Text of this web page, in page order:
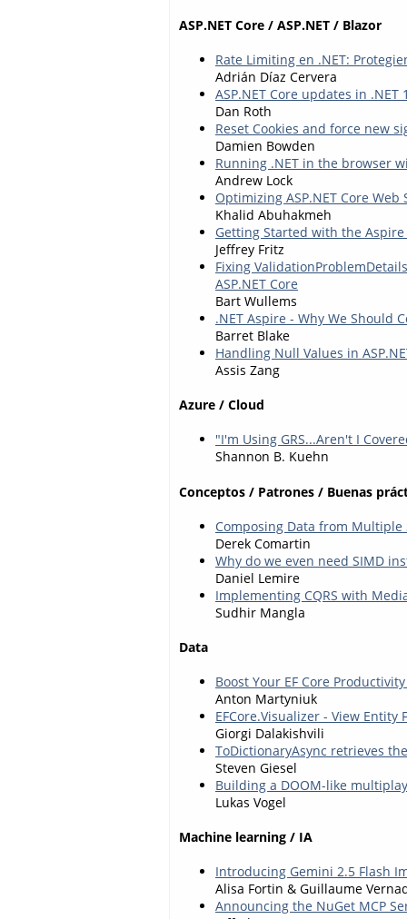
ASP.NET Core / ASP.NET / Blazor
Rate Limiting en .NET:
Adrián Díaz Cervera
ASP.NET Core updates in
Dan Roth
Reset Cookies and force new
Damien Bowden
Running .NET in the browser
Andrew Lock
Optimizing ASP.NET Core
Khalid Abuhakmeh
Getting Started with the Aspire
Jeffrey Fritz
Fixing
ASP.NET Core
Bart Wullems
.NET Aspire - Why We Should
Barret Blake
Handling Null Values in
Assis Zang
Azure / Cloud
"I'm Using GRS...Aren't I
Shannon B. Kuehn
Conceptos / Patrones / Buenas
Composing Data from Multiple
Derek Comartin
Why do we even need SIMD
Daniel Lemire
Implementing CQRS with
Sudhir Mangla
Data
Boost Your EF Core
Anton Martyniuk
EFCore.Visualizer - View
Giorgi Dalakishvili
ToDictionaryAsync retrieves
Steven Giesel
Building a DOOM-like
Lukas Vogel
Machine learning / IA
Introducing Gemini 2.5 Flash
Alisa Fortin & Guillaume
Announcing the NuGet MCP